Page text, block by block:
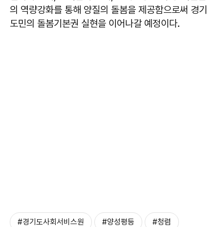
의 역량강화를 통해 양질의 돌봄을 제공함으로써 경기
도민의 돌봄기본권 실현을 이어나갈 예정이다.
#경기도사회서비스원 #양성평등 #청렴